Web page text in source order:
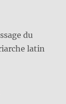
du
latin